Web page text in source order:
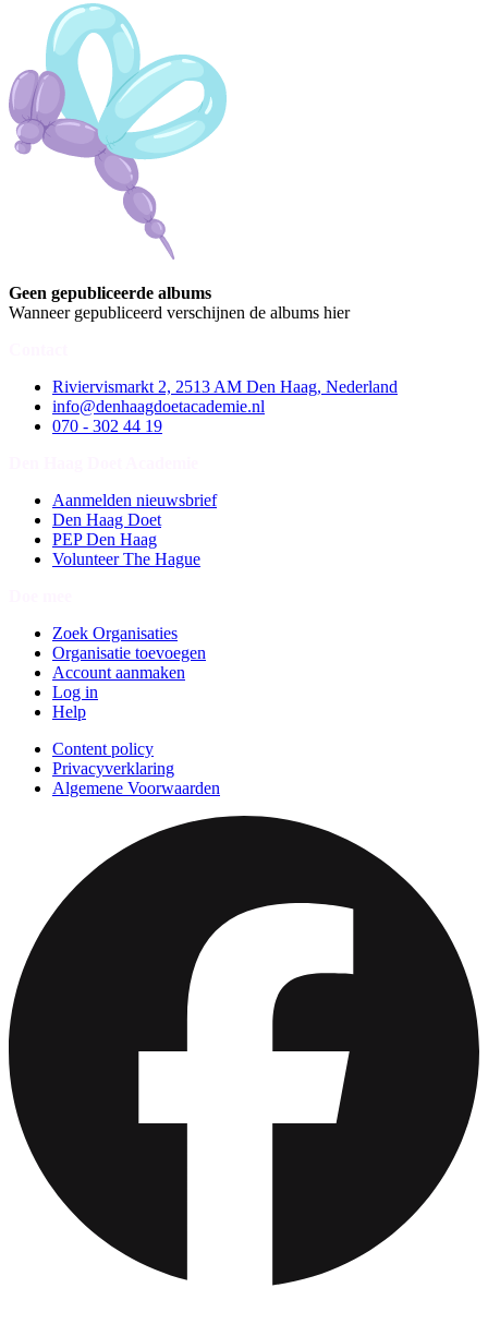
Geen gepubliceerde albums
Wanneer gepubliceerd verschijnen de albums hier
Riviervismarkt 2, 2513 AM Den Haag, Nederland
info@denhaagdoetacademie.nl
070 - 302 44 19
Aanmelden nieuwsbrief
Den Haag Doet
PEP Den Haag
Volunteer The Hague
Zoek Organisaties
Organisatie toevoegen
Account aanmaken
Log in
Help
Content policy
Privacyverklaring
Algemene Voorwaarden